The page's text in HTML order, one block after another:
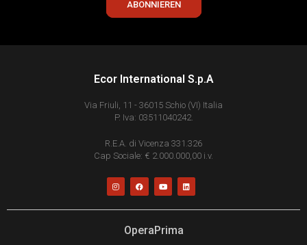
ABONNIEREN
Ecor International S.p.A
Via Friuli, 11 - 36015 Schio (VI) Italia
P. Iva: 03511040242.
R.E.A. di Vicenza 331.326
Cap Sociale: € 2.000.000,00 i.v.
OperaPrima